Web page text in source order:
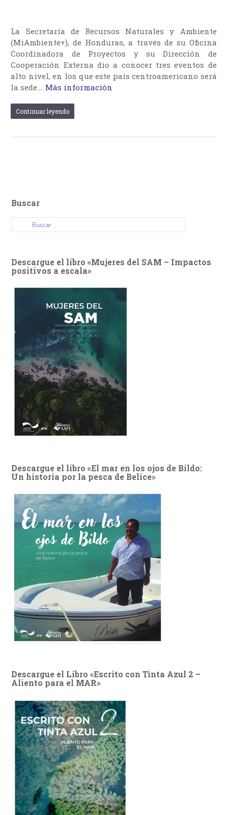
La Secretaría de Recursos Naturales y Ambiente
(MiAmbiente+), de Honduras, a través de su Oficina
Coordinadora de Proyectos y su Dirección de
Cooperación Externa dio a conocer tres eventos de
alto nivel, en los que este país centroamericano será
la sede.… Más información
Continuar leyendo
Buscar
Descargue el libro «Mujeres del SAM – Impactos
positivos a escala»
Descargue el libro «El mar en los ojos de Bildo:
Un historia por la pesca de Belice»
Descargue el Libro «Escrito con Tinta Azul 2 –
Aliento para el MAR»